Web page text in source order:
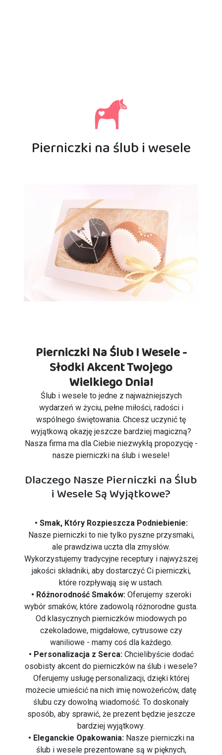
Pierniczki na ślub i wesele
Pierniczki Na Ślub I Wesele -
Słodki Akcent Twojego
Wielkiego Dnia!
Ślub i wesele to jedne z najważniejszych
wydarzeń w życiu, pełne miłości, radości i
wspólnego świętowania. Chcesz uczynić tę
wyjątkową okazję jeszcze bardziej magiczną?
Nasza firma ma dla Ciebie niezwykłą propozycję -
nasze pierniczki na ślub i wesele!
Dlaczego Nasze Pierniczki na Ślub
i Wesele Są Wyjątkowe?
• Smak, Który Rozpieszcza Podniebienie:
Nasze pierniczki to nie tylko pyszne przysmaki,
ale prawdziwa uczta dla zmysłów.
Wykorzystujemy tradycyjne receptury i najwyższej
jakości składniki, aby dostarczyć Ci pierniczki,
które rozpływają się w ustach.
• Różnorodność Smaków:Oferujemy szeroki
wybór smaków, które zadowolą różnorodne gusta.
Od klasycznych pierniczków miodowych po
czekoladowe, migdałowe, cytrusowe czy
waniliowe - mamy coś dla każdego.
• Personalizacja z Serca:Chcielibyście dodać
osobisty akcent do pierniczków na ślub i wesele?
Oferujemy usługę personalizacji, dzięki której
możecie umieścić na nich imię nowożeńców, datę
ślubu czy dowolną wiadomość. To doskonały
sposób, aby sprawić, że prezent będzie jeszcze
bardziej wyjątkowy.
• Eleganckie Opakowania:Nasze pierniczki na
ślub i wesele prezentowane są w pięknych,